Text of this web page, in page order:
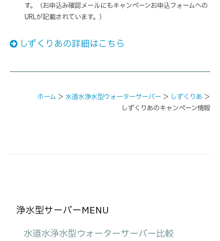
す。（お申込み確認メールにもキャンペーンお申込フォームへの
URLが記載されています。）
しずくりあの詳細はこちら
ホーム ＞ 水道水浄水型ウォーターサーバー ＞ しずくりあ ＞
しずくりあのキャンペーン情報
浄水型サーバーMENU
水道水浄水型ウォーターサーバー比較